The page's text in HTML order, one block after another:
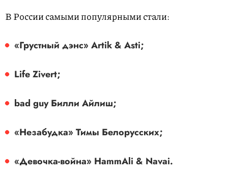
В России самыми популярными стали:
«Грустный дэнс» Artik & Asti;
Life Zivert;
bad guy Билли Айлиш;
«Незабудка» Тимы Белорусских;
«Девочка-война» HammAli & Navai.